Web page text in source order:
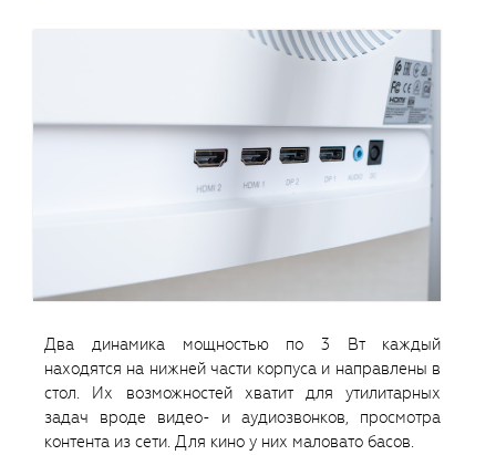
Два динамика мощностью по 3 Вт каждый
находятся на нижней части корпуса и направлены в
стол. Их возможностей хватит для утилитарных
задач вроде видео- и аудиозвонков, просмотра
контента из сети. Для кино у них маловато басов.